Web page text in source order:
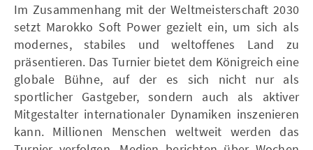
Im Zusammenhang mit der Weltmeisterschaft 2030
setzt Marokko Soft Power gezielt ein, um sich als
modernes, stabiles und weltoffenes Land zu
präsentieren. Das Turnier bietet dem Königreich eine
globale Bühne, auf der es sich nicht nur als
sportlicher Gastgeber, sondern auch als aktiver
Mitgestalter internationaler Dynamiken inszenieren
kann. Millionen Menschen weltweit werden das